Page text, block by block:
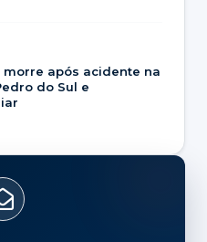
morre após acidente na
do Sul e